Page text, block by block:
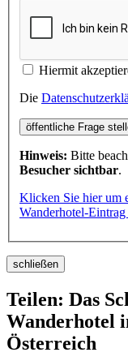
Hiermit
Die
öffentliche Frage
Hinweis: Bitte
Besucher sichtbar.
Klicken Sie hier um
Wanderhotel-Eintrag
schließen
Teilen: Das
Wanderhotel
Österreich